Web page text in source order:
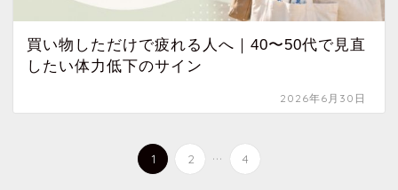
買い物しただけで疲れる人へ｜40〜50代で見直
したい体力低下のサイン
2026年6月30日
1 2 ... 4